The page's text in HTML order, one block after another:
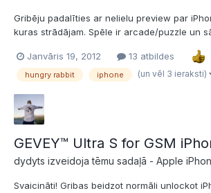
Gribēju padalīties ar nelielu preview par
kuras strādājam. Spēle ir arcade/puzzle un
final versija plānota februārī. Spēles trailer
[/media]Gameplay ieraksts - [media] [/
Janvāris 19, 2012 13 atbildes
hungry rabbit iphone (un vēl 3 ieraksti)
GEVEY™ Ultra S for GSM
dydyts izveidoja tēmu sadaļā - Apple
Svaicināti! Gribas beidzot normāli unlockot